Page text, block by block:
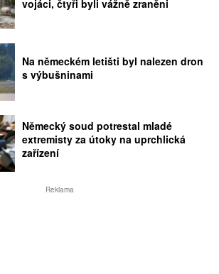
vojáci, čtyři byli vážně zraněni
Na německém letišti byl nalezen dron
s výbušninami
Německý soud potrestal mladé
extremisty za útoky na uprchlická
zařízení
Reklama